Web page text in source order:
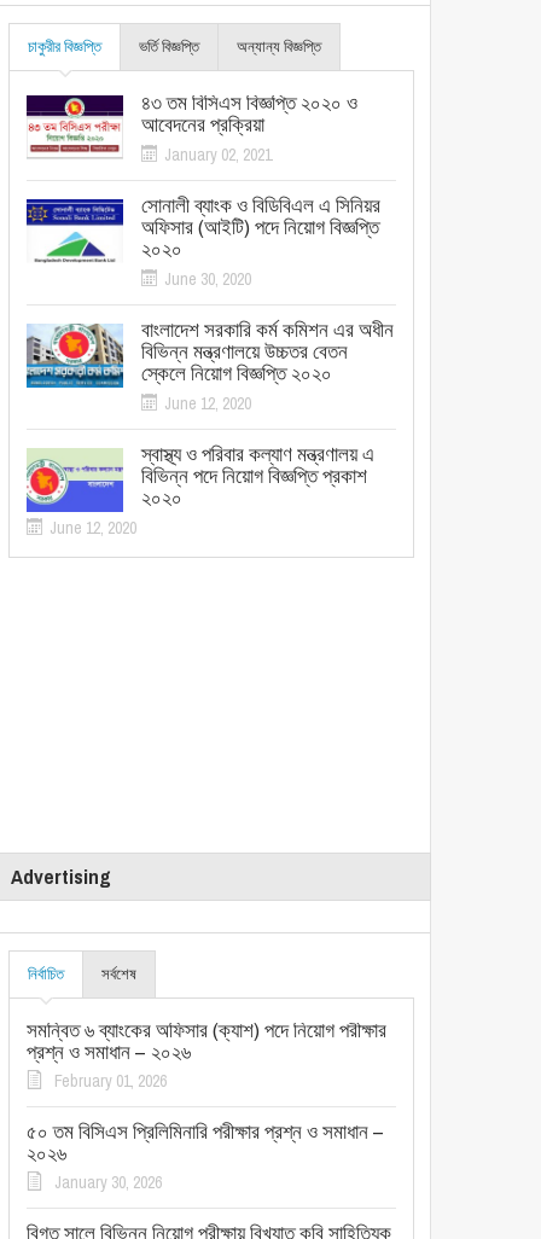
চাকুরীর বিজ্ঞপ্তি ভর্তি বিজ্ঞপ্তি অন্যান্য বিজ্ঞপ্তি
৪৩ তম বিসিএস বিজ্ঞপ্তি ২০২০ ও
আবেদনের প্রক্রিয়া
January 02, 2021
সোনালী ব্যাংক ও বিডিবিএল এ সিনিয়র
অফিসার (আইটি) পদে নিয়োগ বিজ্ঞপ্তি
২০২০
June 30, 2020
বাংলাদেশ সরকারি কর্ম কমিশন এর অধীন
বিভিন্ন মন্ত্রণালয়ে উচ্চতর বেতন
স্কেলে নিয়োগ বিজ্ঞপ্তি ২০২০
June 12, 2020
স্বাস্থ্য ও পরিবার কল্যাণ মন্ত্রণালয় এ
বিভিন্ন পদে নিয়োগ বিজ্ঞপ্তি প্রকাশ
২০২০
June 12, 2020
Advertising
নির্বাচিত সর্বশেষ
সমন্বিত ৬ ব্যাংকের অফিসার (ক্যাশ) পদে নিয়োগ পরীক্ষার
প্রশ্ন ও সমাধান – ২০২৬
February 01, 2026
৫০ তম বিসিএস প্রিলিমিনারি পরীক্ষার প্রশ্ন ও সমাধান –
২০২৬
January 30, 2026
বিগত সালে বিভিন্ন নিয়োগ পরীক্ষায় বিখ্যাত কবি সাহিত্যিক